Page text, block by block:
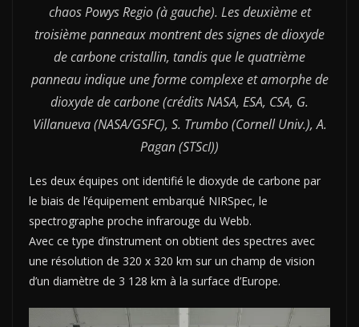
chaos Powys Regio (à gauche). Les deuxième et
troisième panneaux montrent des signes de dioxyde
de carbone cristallin, tandis que le quatrième
panneau indique une forme complexe et amorphe de
dioxyde de carbone (crédits NASA, ESA, CSA, G.
Villanueva (NASA/GSFC), S. Trumbo (Cornell Univ.), A.
Pagan (STScI))
Les deux équipes ont identifié le dioxyde de carbone par
le biais de l’équipement embarqué NIRSpec, le
spectrographe proche infrarouge du Webb.
Avec ce type d’instrument on obtient des spectres avec
une résolution de 320 x 320 km sur un champ de vision
d’un diamètre de 3 128 km à la surface d’Europe.